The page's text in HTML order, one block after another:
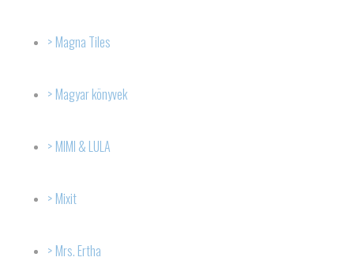
Magna Tiles
Magyar könyvek
MIMI & LULA
Mixit
Mrs. Ertha